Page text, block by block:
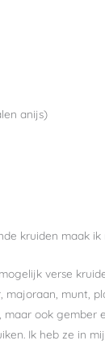
anijs)
kruiden maak
verse
majoraan, munt,
maar ook gember
Ik heb ze in